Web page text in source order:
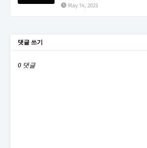
May 14, 2023
댓글 쓰기
0 댓글